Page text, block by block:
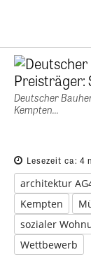
Deutscher
Kempten...
Lesezeit ca: 4
architektur
Kempten
sozialer
Wettbewerb